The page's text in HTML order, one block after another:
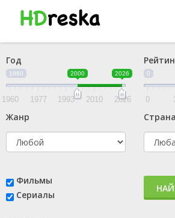
Год
1960 2000 2026
1960 1977 1993 2010 2026
0
0
Жанр Страна
Фильмы
Сериалы